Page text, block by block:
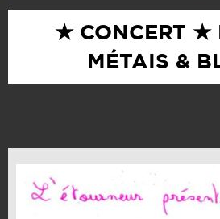
★ CONCERT ★
MÉTAIS &